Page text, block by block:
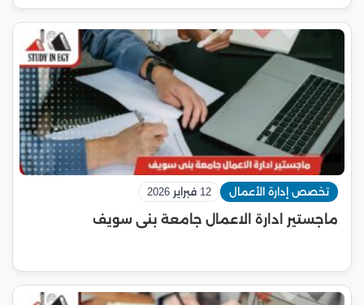
تخصص إدارة الأعمال 12 فبراير 2026
ماجستير ادارة الاعمال جامعة بنى سويف